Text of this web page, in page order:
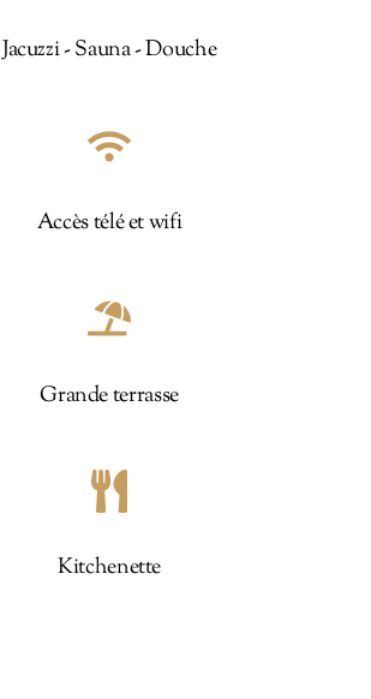
Jacuzzi - Sauna - Douche
Accès télé et wifi
Grande terrasse
Kitchenette